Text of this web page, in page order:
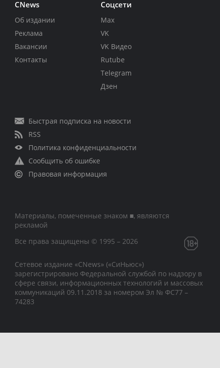
CNews
Об издании
Реклама
Вакансии
Контакты
Соцсети
Max
VK
VK Видео
Rutube
Telegram
Дзен
Быстрая подписка на новости
RSS
Политика конфиденциальности
Сообщить об ошибке
Правовая информация
Материалы, помеченные знаком ■, являются
рекламой
Все права защищены © 1995 – 2026
Сетевое издание «CNews» («СиНьюс»)
зарегистрировано Федеральной службой по надзору в
сфере связи, информационных технологий и массовых
коммуникаций 09.11.2018 за номером Эл № ФС77 –
74283